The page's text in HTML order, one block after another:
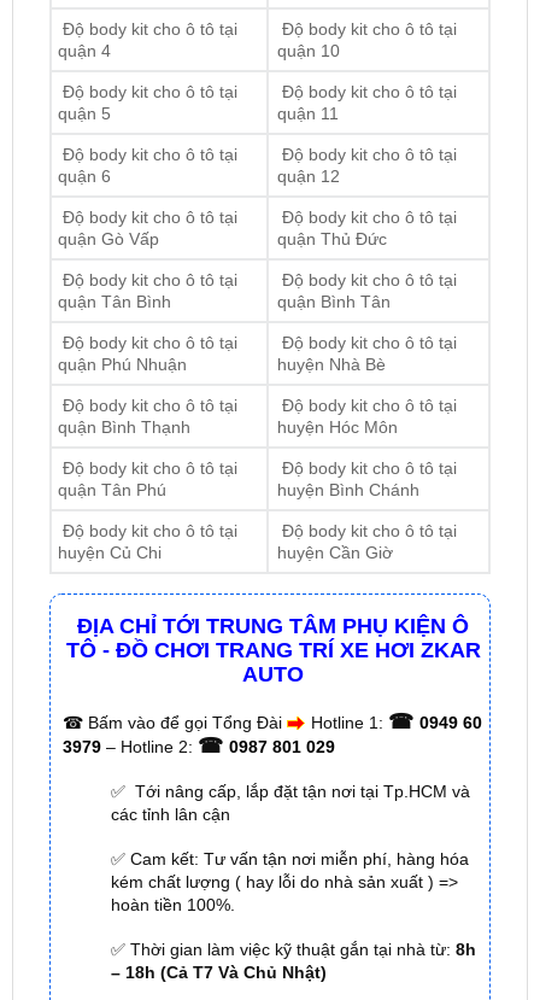
Độ body kit cho ô tô tại
quận 5
Độ body kit cho ô tô tại
quận 11
Độ body kit cho ô tô tại
quận 6
Độ body kit cho ô tô tại
quận 12
Độ body kit cho ô tô tại
quận Gò Vấp
Độ body kit cho ô tô tại
quận Thủ Đức
Độ body kit cho ô tô tại
quận Tân Bình
Độ body kit cho ô tô tại
quận Bình Tân
Độ body kit cho ô tô tại
quận Phú Nhuận
Độ body kit cho ô tô tại
huyện Nhà Bè
Độ body kit cho ô tô tại
quận Bình Thạnh
Độ body kit cho ô tô tại
huyện Hóc Môn
Độ body kit cho ô tô tại
quận Tân Phú
Độ body kit cho ô tô tại
huyện Bình Chánh
Độ body kit cho ô tô tại
huyện Củ Chi
Độ body kit cho ô tô tại
huyện Cần Giờ
ĐỊA CHỈ TỚI TRUNG TÂM PHỤ KIỆN Ô
TÔ - ĐỒ CHƠI TRANG TRÍ XE HƠI ZKAR
☎Bấm vào để gọi Tổng Đài Hotline 1:☎ 0949 60
0987 801 029
✅ Tới nâng cấp, lắp đặt tận nơi tại Tp.HCM và
các tỉnh lân cận
✅ Cam kết: Tư vấn tận nơi miễn phí, hàng hóa
kém chất lượng ( hay lỗi do nhà sản xuất ) =>
✅ Thời gian làm việc kỹ thuật gắn tại nhà từ:8h
– 18h (Cả T7 Và Chủ Nhật)
✅ Có xuấthóa đơn VATcho Khách Hàng